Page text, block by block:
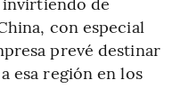
con especial
prevé destinar
esa región en los